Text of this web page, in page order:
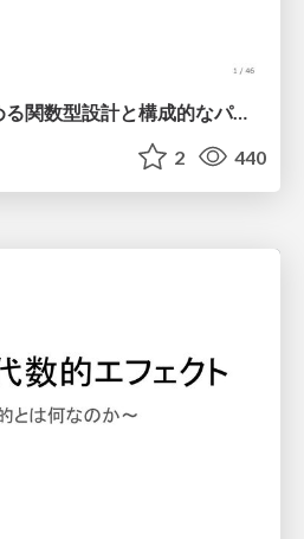
壊れたパーサから始める関数型設計と構成的なパーサ #fp_matsuri
2 440